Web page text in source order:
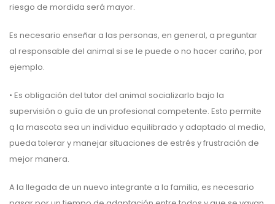
riesgo de mordida será mayor.
Es necesario enseñar a las personas, en general, a preguntar
al responsable del animal si se le puede o no hacer cariño, por
ejemplo.
• Es obligación del tutor del animal socializarlo bajo la
supervisión o guía de un profesional competente. Esto permite
q la mascota sea un individuo equilibrado y adaptado al medio,
pueda tolerar y manejar situaciones de estrés y frustración de
mejor manera.
A la llegada de un nuevo integrante a la familia, es necesario